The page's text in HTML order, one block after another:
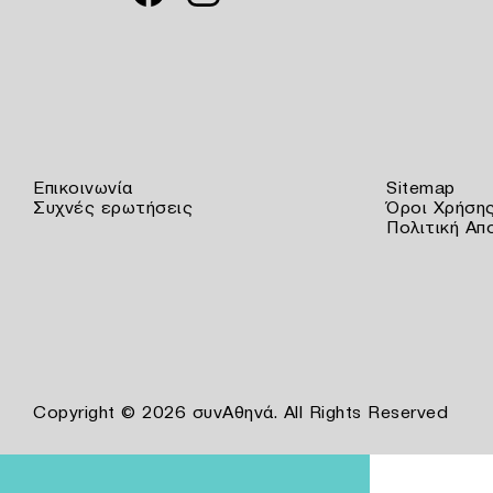
Επικοινωνία
Συχνές ερωτήσεις
Sitemap
Όροι
Πολιτική
Copyright © 2026 συνΑθηνά. All Rights Reserved